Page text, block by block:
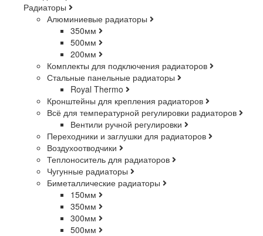
Радиаторы
Алюминиевые радиаторы
350мм
500мм
200мм
Комплекты для подключения радиаторов
Стальные панельные радиаторы
Royal Thermo
Кронштейны для крепления радиаторов
Всё для температурной регулировки радиаторов
Вентили ручной регулировки
Переходники и заглушки для радиаторов
Воздухоотводчики
Теплоноситель для радиаторов
Чугунные радиаторы
Биметаллические радиаторы
150мм
350мм
300мм
500мм